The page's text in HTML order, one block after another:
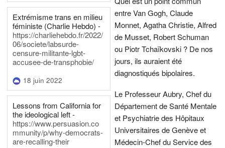
Extrémisme trans en milieu
féministe (Charlie Hebdo) -
https://charliehebdo.fr/2022/
06/societe/labsurde-
censure-militante-lgbt-
accusee-de-transphobie/
18 juin 2022
Lessons from California for
the ideological left -
https://www.persuasion.co
mmunity/p/why-democrats-
are-recalling-their
entre Van Gogh, Claude
Monnet, Agatha Christie, Alfred
de Musset, Robert Schuman
ou Piotr Tchaïkovski ? De nos
jours, ils auraient été
diagnostiqués bipolaires.
Le Professeur Aubry, Chef du
Département de Santé Mentale
et Psychiatrie des Hôpitaux
Universitaires de Genève et
Médecin-Chef du Service des